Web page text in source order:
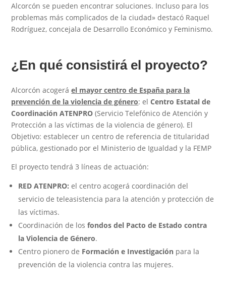
Alcorcón se pueden encontrar soluciones. Incluso para los
problemas más complicados de la ciudad» destacó Raquel
Rodríguez, concejala de Desarrollo Económico y Feminismo.
¿En qué consistirá el proyecto?
Alcorcón acogeráel mayor centro de España para la
prevención de la violencia de género: elCentro Estatal de
Coordinación ATENPRO (Servicio Telefónico de Atención y
Protección a las víctimas de la violencia de género). El
Objetivo: establecer un centro de referencia de titularidad
pública, gestionado por el Ministerio de Igualdad y la FEMP
El proyecto tendrá 3 líneas de actuación:
RED ATENPRO: el centro acogerá coordinación del
servicio de teleasistencia para la atención y protección de
las víctimas.
Coordinación de losfondos del Pacto de Estado contra
la Violencia de Género.
Centro pionero de Formación e Investigación para la
prevención de la violencia contra las mujeres.